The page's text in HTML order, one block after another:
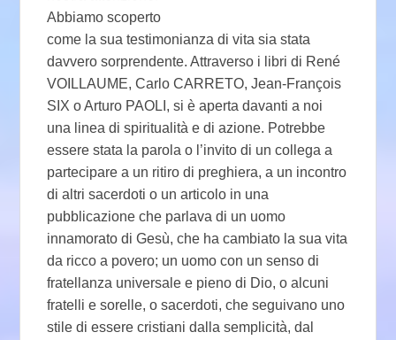
Abbiamo scoperto
come la sua testimonianza di vita sia stata
davvero sorprendente. Attraverso i libri di René
VOILLAUME, Carlo CARRETO, Jean-François
SIX o Arturo PAOLI, si è aperta davanti a noi
una linea di spiritualità e di azione. Potrebbe
essere stata la parola o l’invito di un collega a
partecipare a un ritiro di preghiera, a un incontro
di altri sacerdoti o un articolo in una
pubblicazione che parlava di un uomo
innamorato di Gesù, che ha cambiato la sua vita
da ricco a povero; un uomo con un senso di
fratellanza universale e pieno di Dio, o alcuni
fratelli e sorelle, o sacerdoti, che seguivano uno
stile di essere cristiani dalla semplicità, dal